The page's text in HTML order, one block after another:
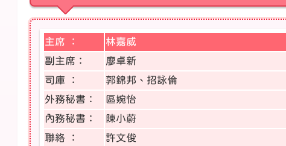
主席 ：
林嘉威
副主席：
廖卓新
司庫 ：
郭錦邦、招詠倫
外務秘書：
區婉怡
內務秘書：
陳小蔚
聯絡 ：
許文俊